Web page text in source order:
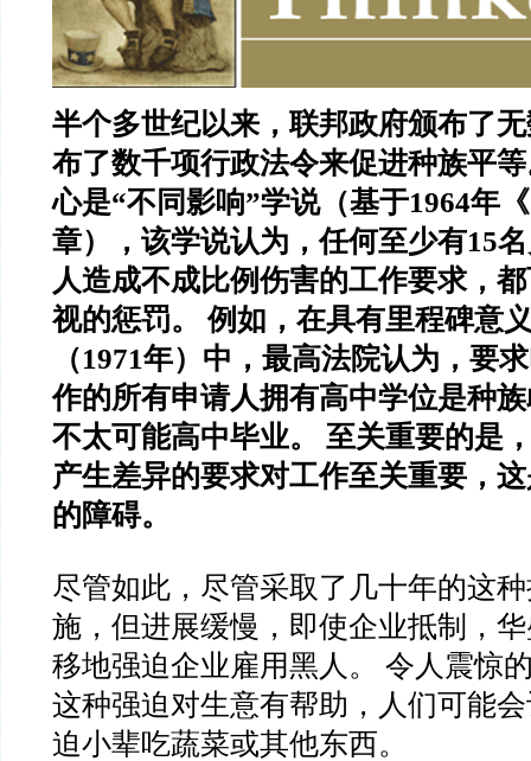
半个多世纪以来，联邦政府颁布了
布了数千项行政法令来促进种族平
心是“不同影响”学说（基于1964年
章），该学说认为，任何至少有15
人造成不成比例伤害的工作要求，
视的惩罚。 例如，在具有里程碑意
（1971年）中，最高法院认为，要
作的所有申请人拥有高中学位是种
不太可能高中毕业。 至关重要的是
产生差异的要求对工作至关重要，
的障碍。
尽管如此，尽管采取了几十年的这
施，但进展缓慢，即使企业抵制，
移地强迫企业雇用黑人。 令人震惊
这种强迫对生意有帮助，人们可能
迫小辈吃蔬菜或其他东西。